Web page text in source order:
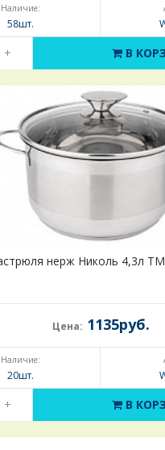
Наличие:
58шт.
+ В
нерж Николь 4,3л
Цена: 1135руб.
Наличие:
20шт.
+ В